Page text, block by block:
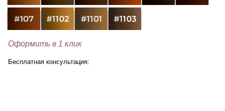
Оформить в 1 клик
Бесплатная консультация: